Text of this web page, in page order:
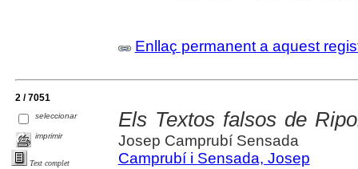
Enllaç permanent a aquest
2 / 7051
seleccionar
imprimir
Text complet
Els Textos falsos de
Josep Camprubí Sensada
Camprubí i Sensada, Josep